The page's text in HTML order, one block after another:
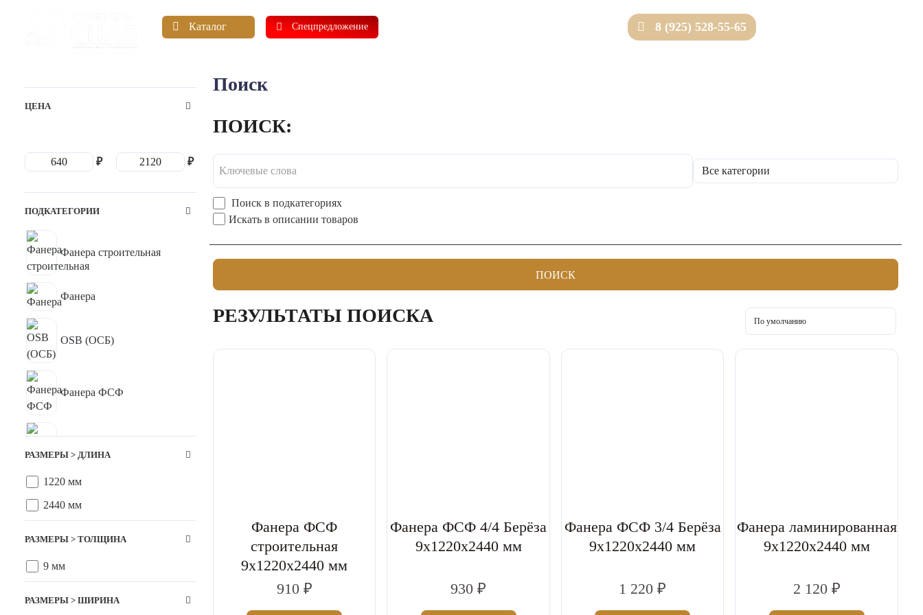
Каталог Спецпредложение 8 (925) 528-55-65
ЦЕНА
₽ ₽
ПОДКАТЕГОРИИ
Фанера строительная
Фанера
OSB (ОСБ)
Фанера ФСФ
РАЗМЕРЫ > ДЛИНА
1220 мм
2440 мм
РАЗМЕРЫ > ТОЛЩИНА
9 мм
РАЗМЕРЫ > ШИРИНА
Поиск
ПОИСК:
Поиск в подкатегориях
Искать в описании товаров
ПОИСК
РЕЗУЛЬТАТЫ ПОИСКА
Фанера ФСФ
строительная
9x1220x2440 мм
910 ₽
Фанера ФСФ 4/4 Берёза
9x1220x2440 мм
930 ₽
Фанера ФСФ 3/4 Берёза
9x1220x2440 мм
1 220 ₽
Фанера ламинированная
9x1220x2440 мм
2 120 ₽